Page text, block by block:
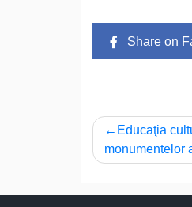
Share on
în
articole
Educaţia
monumentelor